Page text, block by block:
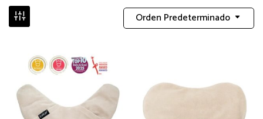
Orden Predeterminado